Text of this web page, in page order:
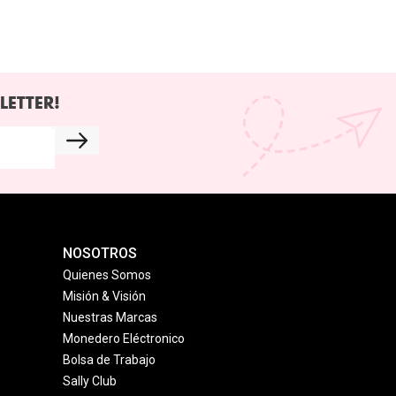
NOSOTROS
Quienes Somos
Misión & Visión
Nuestras Marcas
Monedero Eléctronico
Bolsa de Trabajo
Sally Club